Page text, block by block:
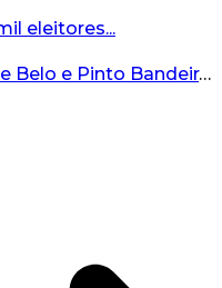
eleitores...
Bento, Boa Vista do Sul, Monte Belo e Pinto Bandeira registram quatro casos de abigeato este ano...